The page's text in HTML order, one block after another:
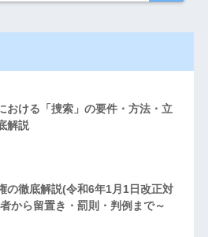
おける「捜索」の要件・方法・立
解説
の徹底解説(令和6年1月1日改正対
から留置き・罰則・判例まで～